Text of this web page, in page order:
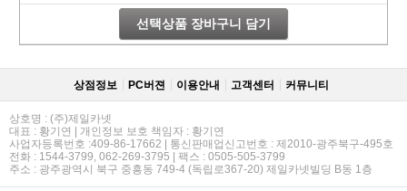
PAYCO 바로
선택상품 장바구니 담기
상점정보 PC버젼 이용안내 고객센터 커뮤니티
상호명 : (주)제일카넷
대표 : 황기연 | 개인정보 보호 책임자 : 황기연
사업자등록번호 :409-86-17662 | 통신판매업신고번호 : 제2010-광주북구-495호
전화 : 1544-3799, 062-269-3795 | 팩스 : 0505-505-3799
주소 : 광주광역시 북구 중흥동 749-4 (독립로367-20) 제일카넷빌딩 B동 1층